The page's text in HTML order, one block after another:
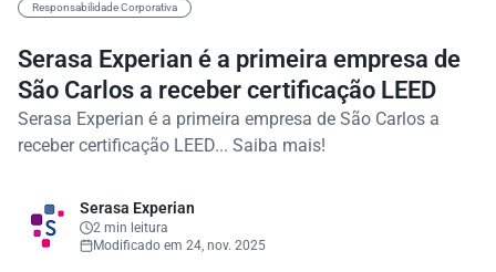
Responsabilidade Corporativa
Serasa Experian é a primeira empresa de
São Carlos a receber certificação LEED
Serasa Experian é a primeira empresa de São Carlos a
receber certificação LEED... Saiba mais!
Serasa Experian
2 min leitura
Modificado em 24, nov. 2025